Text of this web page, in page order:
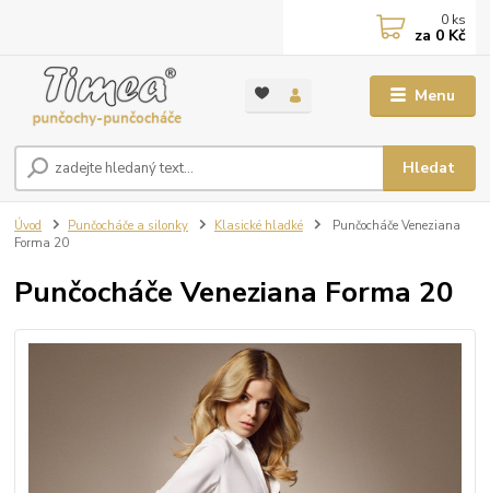
Menu
Hledat
0 ks
za 0 Kč
Úvod Punčocháče a silonky Klasické hladké
Punčocháče Veneziana
Forma 20
Punčocháče Veneziana Forma 20